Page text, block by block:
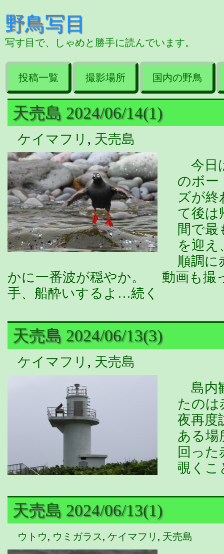
野鳥写目
写す目で、しゃめと勝手に読んでいます。
投稿一覧 撮影場所 国内の野鳥
天売島 2024/06/14(1)
ケイマフリ , 天売島
今日
のボー
ズが終
て後
間で最
を迎
順調に
かに一番波が穏やか。 動画も撮
手、船酔いするよ…続く
天売島 2024/06/13(3)
ケイマフリ , 天売島
島内
たのは
夜再度
ある
回った
覗くこ
天売島 2024/06/13(1)
ウトウ, ウミガラス, ケイマフリ , 天売島